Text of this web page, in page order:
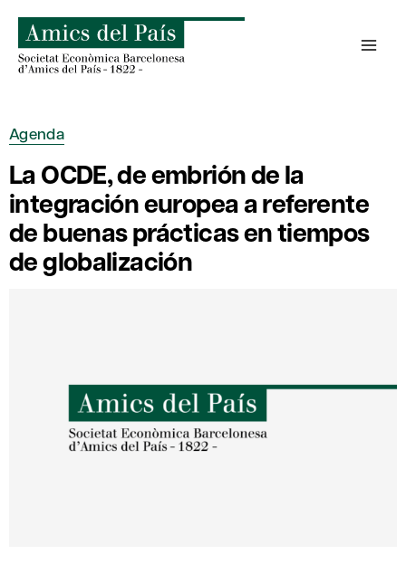
content
Agenda
La OCDE, de embrión de la
integración europea a referente
de buenas prácticas en tiempos
de globalización